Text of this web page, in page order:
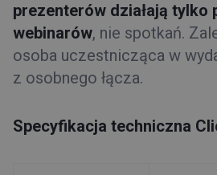
prezenterów działają tylko
webinarów, nie spotkań.
osoba uczestnicząca w
z osobnego łącza.
Specyfikacja techniczna